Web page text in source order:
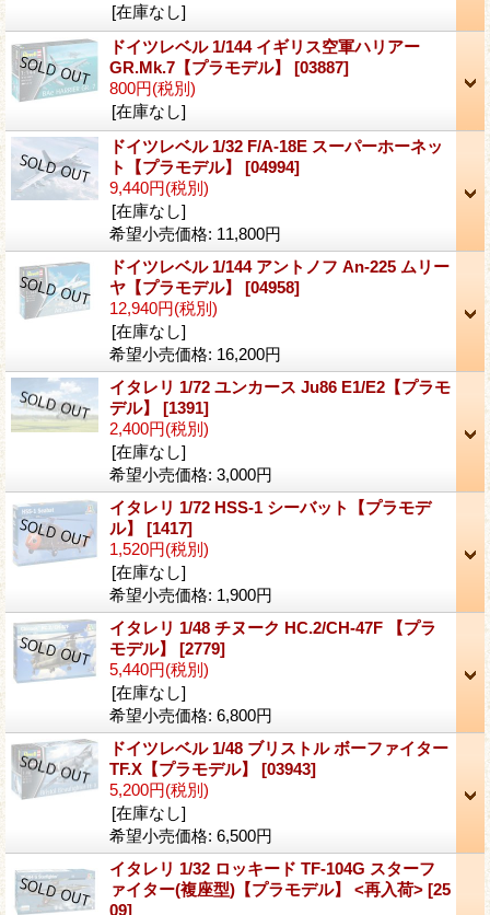
[在庫なし]
ドイツレベル 1/144 イギリス空軍ハリアー
GR.Mk.7【プラモデル】 [03887]
800円(税別)
[在庫なし]
ドイツレベル 1/32 F/A-18E スーパーホーネッ
ト【プラモデル】 [04994]
9,440円(税別)
[在庫なし]
希望小売価格: 11,800円
ドイツレベル 1/144 アントノフ An-225 ムリー
ヤ【プラモデル】 [04958]
12,940円(税別)
[在庫なし]
希望小売価格: 16,200円
イタレリ 1/72 ユンカース Ju86 E1/E2【プラモ
デル】 [1391]
2,400円(税別)
[在庫なし]
希望小売価格: 3,000円
イタレリ 1/72 HSS-1 シーバット【プラモデ
ル】 [1417]
1,520円(税別)
[在庫なし]
希望小売価格: 1,900円
イタレリ 1/48 チヌーク HC.2/CH-47F 【プラ
モデル】 [2779]
5,440円(税別)
[在庫なし]
希望小売価格: 6,800円
ドイツレベル 1/48 ブリストル ボーファイター
TF.X【プラモデル】 [03943]
5,200円(税別)
[在庫なし]
希望小売価格: 6,500円
イタレリ 1/32 ロッキード TF-104G スターフ
ァイター(複座型)【プラモデル】 <再入荷> [25
09]